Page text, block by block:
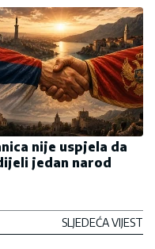
nije uspjela da
jedan narod
SLJEDEĆA VIJEST